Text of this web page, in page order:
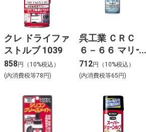
クレ ドライファ
ストルブ 1039
858円（10%税込）
(内消費税等78円)
呉工業 ＣＲＣ
６－６６ マリー
ン用の防錆・防
湿・潤滑剤
712円（10%税込）
(内消費税等65円)